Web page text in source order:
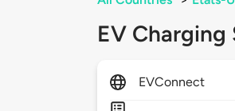
EV
EVConnect